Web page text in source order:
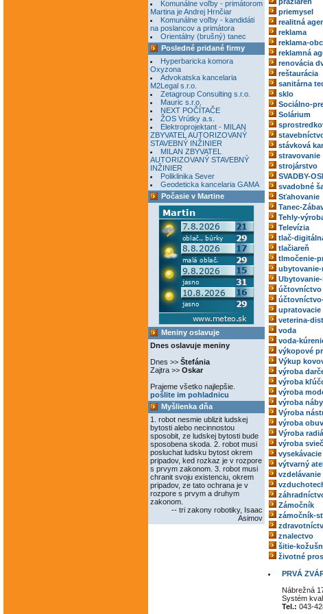
Komunálne voľby - primátorom
Martina je Andrej Hrnčiar
Komunálne voľby - kandidáti
na poslancov a primátora
Orientálny (brušný) tanec
Posledné pridané firmy
Hyperbaricka komora
Oxyzona
Advokatska kancelaria
M2Legal s.r.o.
Zetagroup Consulting s.r.o.
Mauric s.r.o.
NEXT POČÍTAČE
ŽOS Vrútky a.s.
Elektroprojektant - MILAN
ZBYVATEL AUTORIZOVANÝ
STAVEBNÝ INŽINIER
MILAN ZBYVATEL
AUTORIZOVANÝ STAVEBNÝ
INŽINIER
Poliklinika Sever
Geodeticka kancelaria GAMA
Počasie v Martine
Meniny oslavuje
Dnes oslavuje meniny
Dnes >> Štefánia
Zajtra >> Oskar
Prajeme všetko najlepšie.
pošlite im pohladnicu
Myšlienka dňa
1. robot nesmie ublizit ludskej
bytosti alebo necinnostou
sposobit, ze ludskej bytosti bude
sposobena skoda. 2. robot musi
posluchat ludsku bytost okrem
pripadov, ked rozkaz je v rozpore
s prvym zakonom. 3. robot musi
chranit svoju existenciu, okrem
pripadov, ze tato ochrana je v
rozpore s prvym a druhym
zakonom.
-- tri zakony robotiky, Isaac
Asimov
priemysel
realitná
reklama
reklama-
reklamná
renovácia
reštaurácia
sanitárna
sklo
Sociálno-
Solárium
stávková
stravovanie
strojárstvo
SVADBY-
svadobné
Sťahovanie
Tanec-
Tehly-
Televízia
tlač-
tlačiareň
tlmočenie-
ubytovanie-
účtovníctvo
upratovacie
veterina-
voda
voda-
výkopové
Výkup
výroba
výroba
výroba
výroba
Výroba
výroba
Výroba
výroba
výtvarný
vzdelávanie
Zámočník
zámočník-
znalectvo
šitie-
životné
PRVÁ
Nábrežná
Systém
Tel.: 043-